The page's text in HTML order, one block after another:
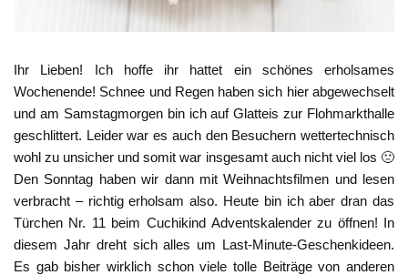
Ihr Lieben! Ich hoffe ihr hattet ein schönes erholsames
Wochenende! Schnee und Regen haben sich hier abgewechselt
und am Samstagmorgen bin ich auf Glatteis zur Flohmarkthalle
geschlittert. Leider war es auch den Besuchern wettertechnisch
wohl zu unsicher und somit war insgesamt auch nicht viel los 🙁
Den Sonntag haben wir dann mit Weihnachtsfilmen und lesen
verbracht – richtig erholsam also. Heute bin ich aber dran das
Türchen Nr. 11 beim Cuchikind Adventskalender zu öffnen! In
diesem Jahr dreht sich alles um Last-Minute-Geschenkideen.
Es gab bisher wirklich schon viele tolle Beiträge von anderen